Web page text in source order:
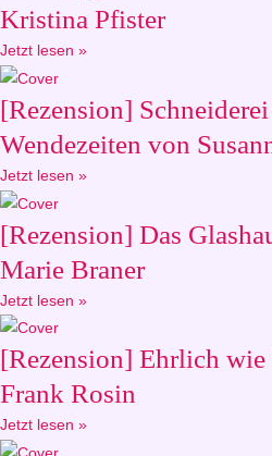
Kristina Pfister
Jetzt lesen »
[Rezension]
Wendezeiten von
Jetzt lesen »
[Rezension] Das
Marie Braner
Jetzt lesen »
[Rezension] Ehrlich wie
Frank Rosin
Jetzt lesen »